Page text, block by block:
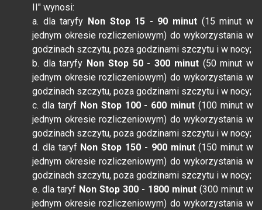
II" wynosi:
a. dla taryfy Non Stop 15 - 90 minut (15 minut w
jednym okresie rozliczeniowym) do wykorzystania w
godzinach szczytu, poza godzinami szczytu i w nocy;
b. dla taryfy Non Stop 50 - 300 minut(50 minut w
jednym okresie rozliczeniowym) do wykorzystania w
godzinach szczytu, poza godzinami szczytu i w nocy;
c. dla taryf Non Stop 100 - 600 minut (100 minut w
jednym okresie rozliczeniowym) do wykorzystania w
godzinach szczytu, poza godzinami szczytu i w nocy;
d. dla taryf Non Stop 150 - 900 minut(150 minut w
jednym okresie rozliczeniowym) do wykorzystania w
godzinach szczytu, poza godzinami szczytu i w nocy;
e. dla taryf Non Stop 300 - 1800 minut (300 minut w
jednym okresie rozliczeniowym) do wykorzystania w